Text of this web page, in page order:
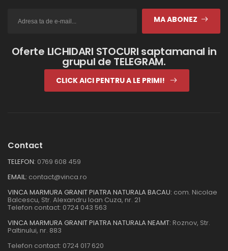
MA ABONEZ
Oferte LICHIDARI STOCURI saptamanal in
grupul de TELEGRAM.
CLICK AICI PENTRU A LE PRIMI!
Contact
TELEFON: 0769 608 459
EMAIL: contact@vinca.ro
VINCA MARMURA GRANIT PIATRA NATURALA BACAU: com. Nicolae
Balcescu, Str. Alexandru Ioan Cuza, nr. 21
Telefon contact: 0724 043 563
VINCA MARMURA GRANIT PIATRA NATURALA NEAMT: Roznov, Str.
Paltinului, nr. 883
Telefon contact: 0724 017 620